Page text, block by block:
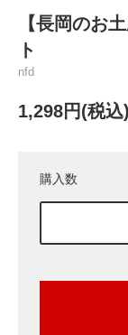
【長岡のお
ト
nfd
1,298円(税込)
購入数